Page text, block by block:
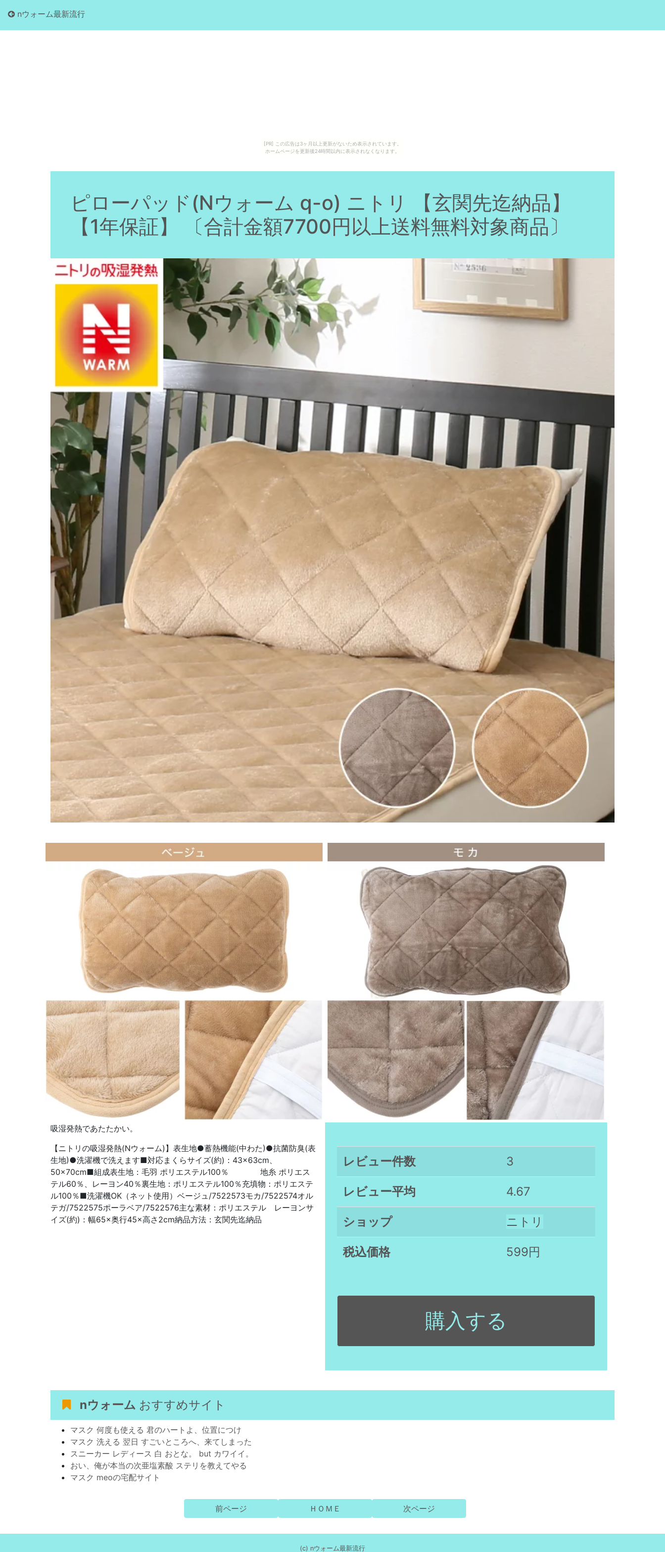
[PR] この広告は3ヶ月以上更新がないため表示されています。
ホームページを更新後24時間以内に表示されなくなります。
nウォーム最新流行
ピローパッド(Nウォーム q-o) ニトリ 【玄関先迄納品】
【1年保証】 〔合計金額7700円以上送料無料対象商品〕
吸湿発熱であたたかい。
【ニトリの吸湿発熱(Nウォーム)】表生地●蓄熱機能(中わた)●抗菌防臭(表
生地)●洗濯機で洗えます■対応まくらサイズ(約)：43×63cm、
50×70cm■組成表生地：毛羽 ポリエステル100％ 地糸 ポリエス
テル60％、レーヨン40％裏生地：ポリエステル100％充填物：ポリエステ
ル100％■洗濯機OK（ネット使用）ベージュ/7522573モカ/7522574オル
テガ/7522575ポーラベア/7522576主な素材：ポリエステル レーヨンサ
イズ(約)：幅65×奥行45×高さ2cm納品方法：玄関先迄納品
レビュー件数 3
レビュー平均 4.67
ショップ ニトリ
税込価格 599円
購入する
nウォーム おすすめサイト
マスク 何度も使える 君のハートよ、位置につけ
マスク 洗える 翌日 すごいところへ、来てしまった
スニーカー レディース 白 おとな。 but カワイイ。
おい、俺が本当の次亜塩素酸 ステリを教えてやる
マスク meoの宅配サイト
前ページ ＨＯＭＥ 次ページ
(c) nウォーム最新流行